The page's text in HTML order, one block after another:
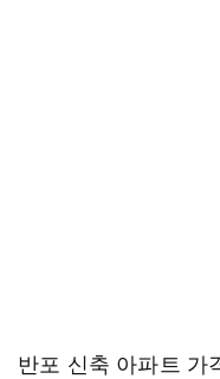
반포 신축 아파트 가